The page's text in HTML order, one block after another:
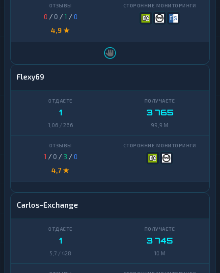
0 / 0 /1 /0
4,9 ★
Flexy69
1
1,06 / 266
3 765
99,9 M
1 / 0 / 3 /0
4,7 ★
Carlos-Exchange
1
5,7 / 428
3 745
10 M